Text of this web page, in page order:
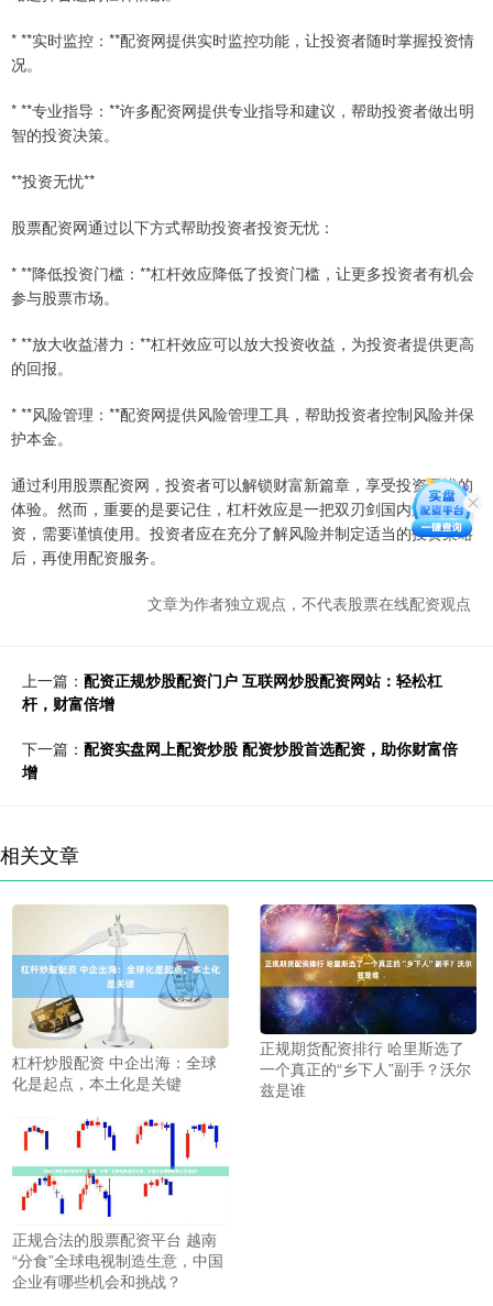
* **实时监控：**配资网提供实时监控功能，让投资者随时掌握投资情
况。
* **专业指导：**许多配资网提供专业指导和建议，帮助投资者做出明
智的投资决策。
**投资无忧**
股票配资网通过以下方式帮助投资者投资无忧：
* **降低投资门槛：**杠杆效应降低了投资门槛，让更多投资者有机会
参与股票市场。
* **放大收益潜力：**杠杆效应可以放大投资收益，为投资者提供更高
的回报。
* **风险管理：**配资网提供风险管理工具，帮助投资者控制风险并保
护本金。
通过利用股票配资网，投资者可以解锁财富新篇章，享受投资无忧的
体验。然而，重要的是要记住，杠杆效应是一把双刃剑国内股票配
资，需要谨慎使用。投资者应在充分了解风险并制定适当的投资策略
后，再使用配资服务。
文章为作者独立观点，不代表股票在线配资观点
上一篇： 配资正规炒股配资门户 互联网炒股配资网站：轻松杠
杆，财富倍增
下一篇： 配资实盘网上配资炒股 配资炒股首选配资，助你财富倍
增
相关文章
杠杆炒股配资 中企出海：全球
化是起点，本土化是关键
正规期货配资排行 哈里斯选了
一个真正的“乡下人”副手？沃尔
兹是谁
正规合法的股票配资平台 越南
“分食”全球电视制造生意，中国
企业有哪些机会和挑战？